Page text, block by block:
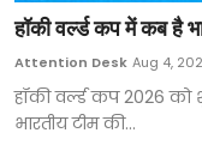
हॉकी वर्ल्ड कप में कब है
Attention Desk Aug 4,
हॉकी वर्ल्ड कप 2026
भारतीय टीम की...